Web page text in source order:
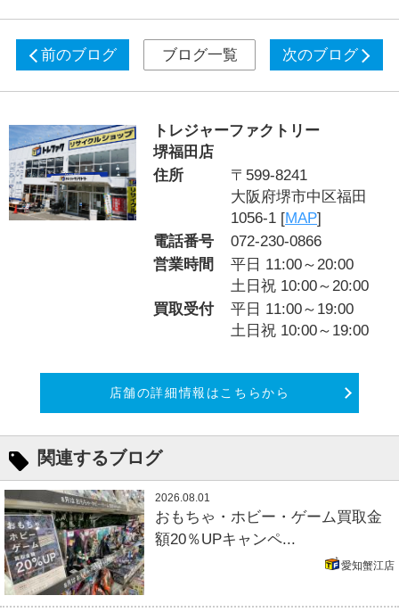
前のブログ ブログ一覧 次のブログ
トレジャーファクトリー
堺福田店
住所
〒599-8241
大阪府堺市中区福田
1056-1 [MAP]
電話番号
072-230-0866
営業時間
平日 11:00～20:00
土日祝 10:00～20:00
買取受付
平日 11:00～19:00
土日祝 10:00～19:00
店舗の詳細情報はこちらから
関連するブログ
2026.08.01
おもちゃ・ホビー・ゲーム買取金
額20％UPキャンペ...
愛知蟹江店